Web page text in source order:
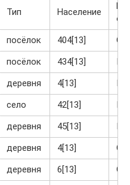
Тип Население
посёлок 404[13]
посёлок 434[13]
деревня 4[13]
село 42[13]
деревня 45[13]
деревня 4[13]
деревня 6[13]